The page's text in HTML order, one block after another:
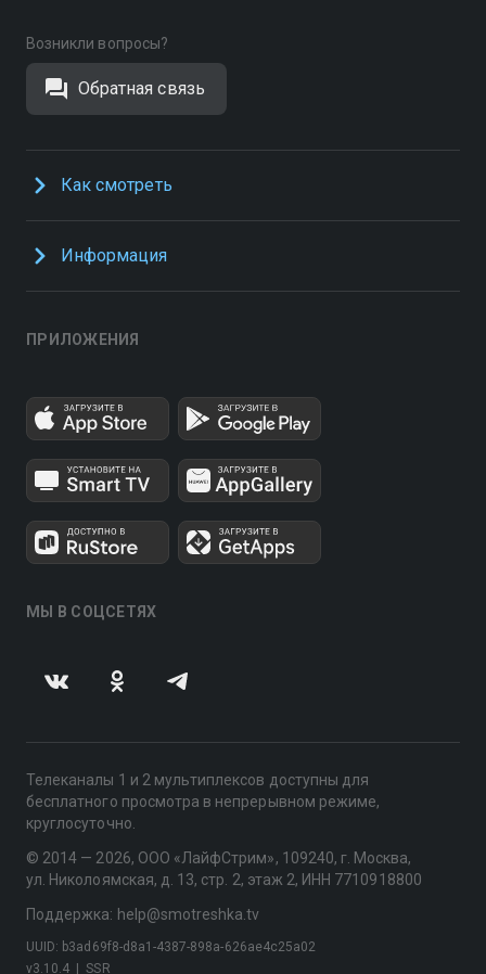
Возникли вопросы?
Обратная связь
Как смотреть
Информация
ПРИЛОЖЕНИЯ
МЫ В СОЦСЕТЯХ
Телеканалы 1 и 2 мультиплексов доступны для
бесплатного просмотра в непрерывном режиме,
круглосуточно.
© 2014 — 2026, ООО «ЛайфСтрим», 109240, г. Москва,
ул. Николоямская, д. 13, стр. 2, этаж 2, ИНН 7710918800
Поддержка: help@smotreshka.tv
v3.10.4 SSR
UUID: b3ad69f8-d8a1-4387-898a-626ae4c25a02